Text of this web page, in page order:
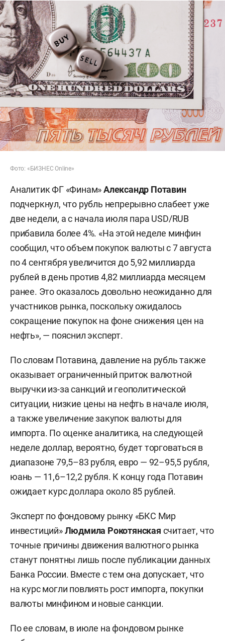
Фото: «БИЗНЕС Online»
Аналитик ФГ «Финам»Александр Потавин
подчеркнул, что рубль непрерывно слабеет уже
две недели, а с начала июля пара USD/RUB
прибавила более 4%. «На этой неделе минфин
сообщил, что объем покупок валюты с 7 августа
по 4 сентября увеличится до 5,92 миллиарда
рублей в день против 4,82 миллиарда месяцем
ранее. Это оказалось довольно неожиданно для
участников рынка, поскольку ожидалось
сокращение покупок на фоне снижения цен на
нефть», — пояснил эксперт.
По словам Потавина, давление на рубль также
оказывает ограниченный приток валютной
выручки из-за санкций и геополитической
ситуации, низкие цены на нефть в начале июля,
а также увеличение закупок валюты для
импорта. По оценке аналитика, на следующей
неделе доллар, вероятно, будет торговаться в
диапазоне 79,5–83 рубля, евро — 92–95,5 рубля,
юань — 11,6–12,2 рубля. К концу года Потавин
ожидает курс доллара около 85 рублей.
Эксперт по фондовому рынку «БКС Мир
инвестиций»Людмила Рокотянская считает, что
точные причины движения валютного рынка
станут понятны лишь после публикации данных
Банка России. Вместе с тем она допускает, что
на курс могли повлиять рост импорта, покупки
валюты минфином и новые санкции.
По ее словам, в июле на фондовом рынке